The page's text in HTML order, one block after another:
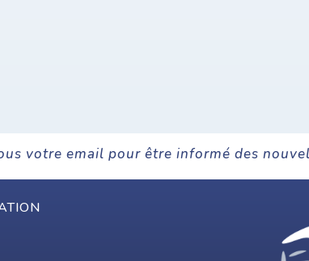
votre email pour être informé des